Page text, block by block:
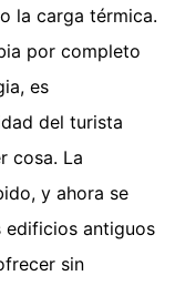
la carga térmica.
por completo
es
del turista
cosa. La
y ahora se
edificios antiguos
sin